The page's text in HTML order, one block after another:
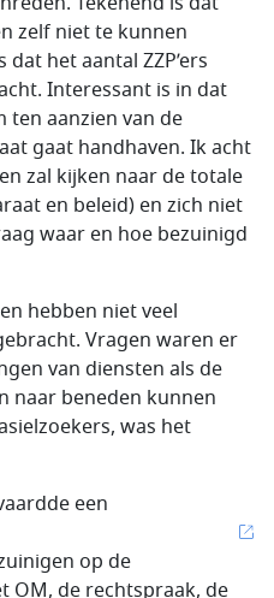
zelf niet te kunnen
het aantal ZZP’ers
Interessant is in dat
ten aanzien van de
gaat handhaven. Ik acht
zal kijken naar de totale
en beleid) en zich niet
waar en hoe bezuinigd
hebben niet veel
Vragen waren er
van diensten als de
naar beneden kunnen
was het
een
op de
OM, de rechtspraak, de